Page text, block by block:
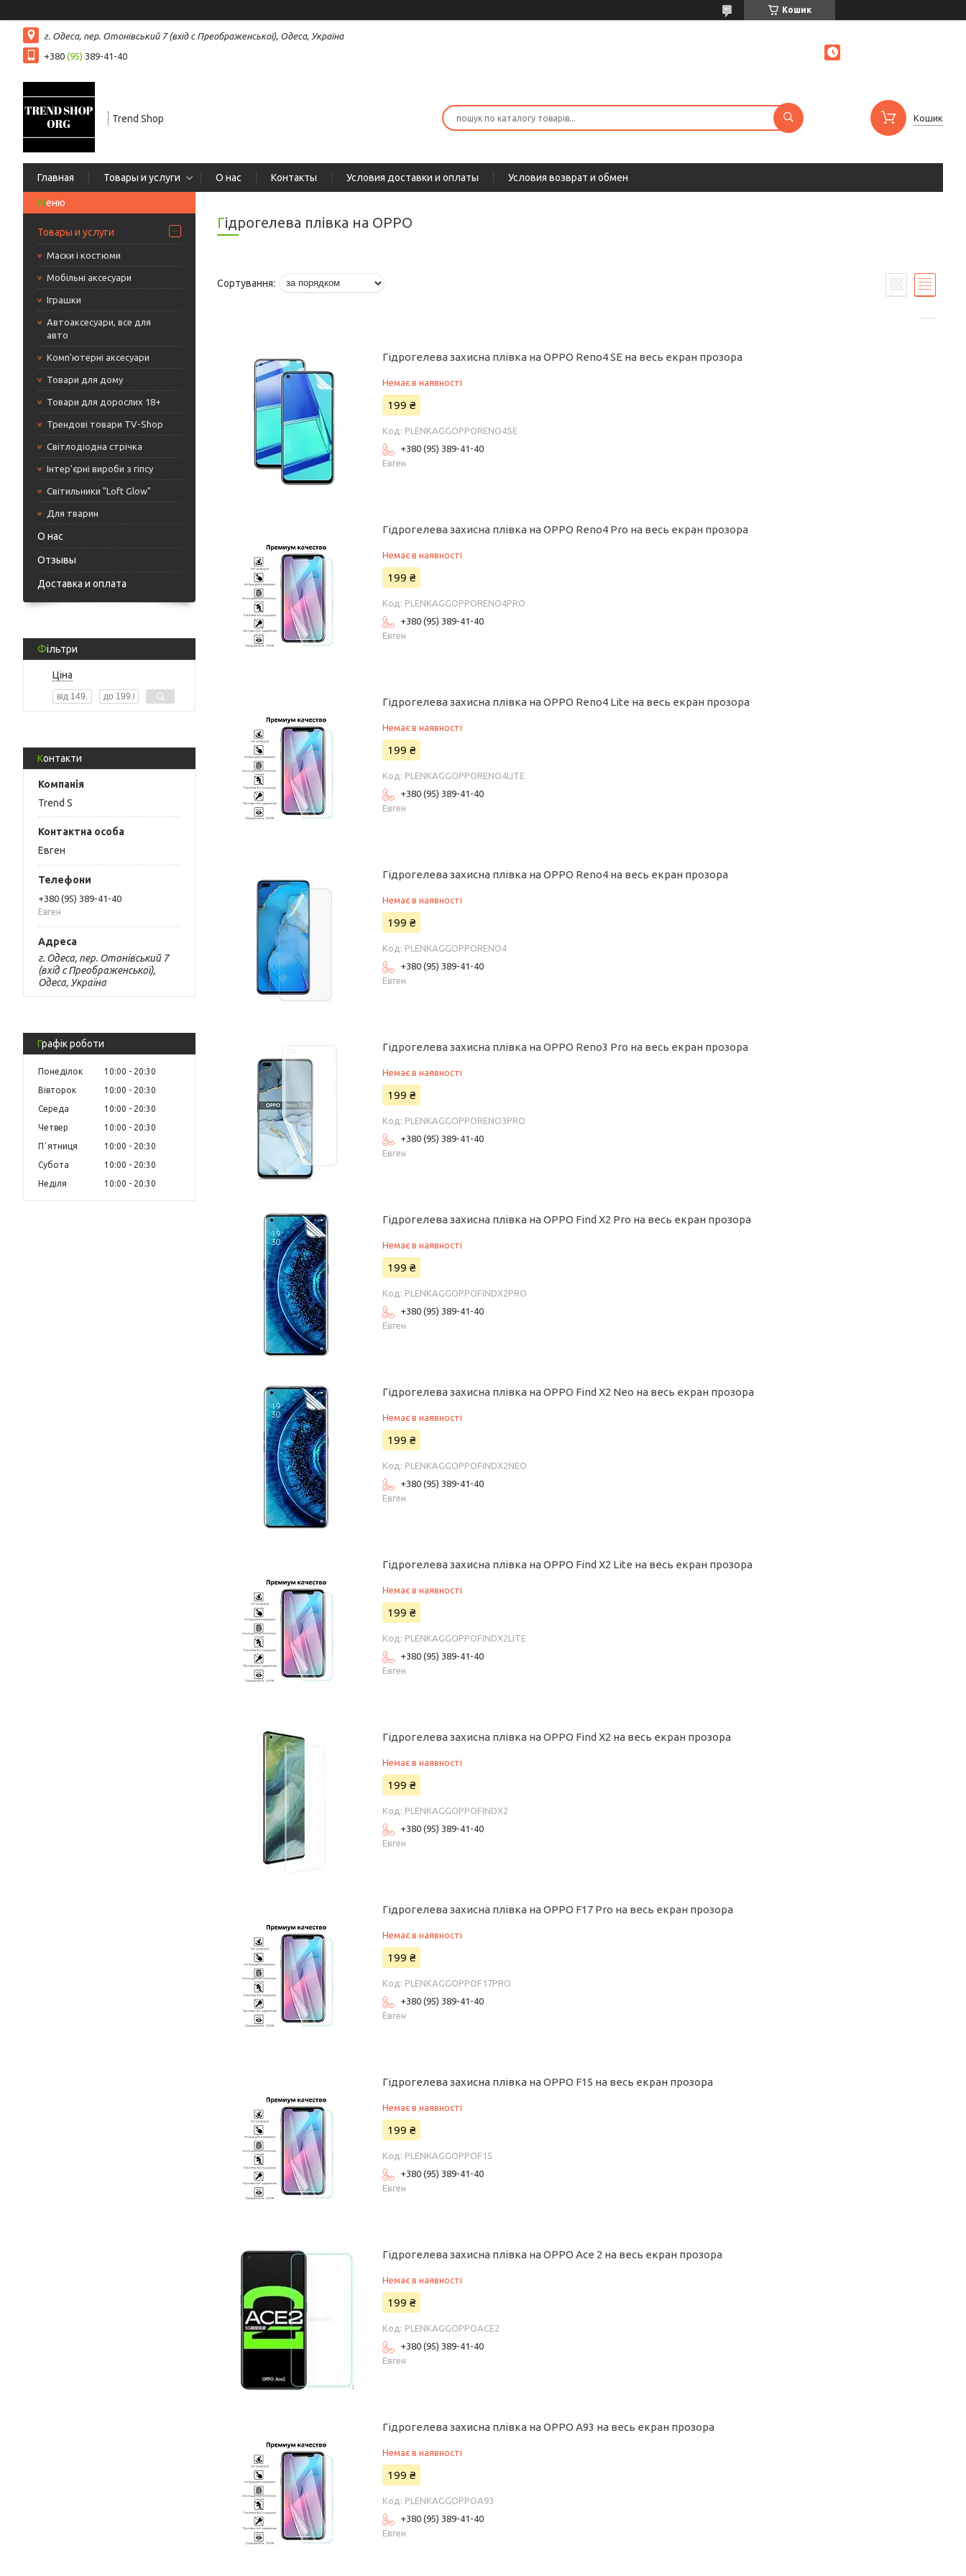
Кошик
г. Одеса, пер. Отонівський 7 (вхід с Преображенської), Одеса, Україна
+380 (95) 389-41-40
Trend Shop Кошик
Главная Товары и услуги О нас Контакты Условия доставки и оплаты Условия возврат и обмен
Товары и услуги
Маски і костюми
Мобільні аксесуари
Іграшки
Автоаксесуари, все для
авто
Комп'ютерні аксесуари
Товари для дому
Товари для дорослих 18+
Трендові товари TV-Shop
Світлодіодна стрічка
Інтер'єрні вироби з гіпсу
Світильники "Loft Glow"
Для тварин
О нас
Отзывы
Доставка и оплата
Фільтри
Ціна
Контакти
Trend S
Евген
+380 (95) 389-41-40
Евген
г. Одеса, пер. Отонівський 7
(вхід с Преображенської),
Одеса, Україна
Графік роботи
Понеділок 10:00
20:30
Вівторок
10:00
20:30
Середа
10:00
20:30
Четвер
10:00
20:30
Пʼятниця
10:00
20:30
Субота
10:00
20:30
Неділя
10:00 20:30
Гідрогелева плівка на OPPO
Гідрогелева захисна плівка на OPPO Reno4 SE на весь екран прозора
Немає в наявності
199 ₴
PLENKAGGOPPORENO4SE
+380 (95) 389-41-40
Евген
Гідрогелева захисна плівка на OPPO Reno4 Pro на весь екран прозора
Немає в наявності
199 ₴
PLENKAGGOPPORENO4PRO
+380 (95) 389-41-40
Евген
Гідрогелева захисна плівка на OPPO Reno4 Lite на весь екран прозора
Немає в наявності
199 ₴
PLENKAGGOPPORENO4LITE
+380 (95) 389-41-40
Евген
Гідрогелева захисна плівка на OPPO Reno4 на весь екран прозора
Немає в наявності
199 ₴
PLENKAGGOPPORENO4
+380 (95) 389-41-40
Евген
Гідрогелева захисна плівка на OPPO Reno3 Pro на весь екран прозора
Немає в наявності
199 ₴
PLENKAGGOPPORENO3PRO
+380 (95) 389-41-40
Евген
Гідрогелева захисна плівка на OPPO Find X2 Pro на весь екран прозора
Немає в наявності
199 ₴
PLENKAGGOPPOFINDX2PRO
+380 (95) 389-41-40
Евген
Гідрогелева захисна плівка на OPPO Find X2 Neo на весь екран прозора
Немає в наявності
199 ₴
PLENKAGGOPPOFINDX2NEO
+380 (95) 389-41-40
Евген
Гідрогелева захисна плівка на OPPO Find X2 Lite на весь екран прозора
Немає в наявності
199 ₴
PLENKAGGOPPOFINDX2LITE
+380 (95) 389-41-40
Евген
Гідрогелева захисна плівка на OPPO Find X2 на весь екран прозора
Немає в наявності
199 ₴
PLENKAGGOPPOFINDX2
+380 (95) 389-41-40
Евген
Гідрогелева захисна плівка на OPPO F17 Pro на весь екран прозора
Немає в наявності
199 ₴
PLENKAGGOPPOF17PRO
+380 (95) 389-41-40
Евген
Гідрогелева захисна плівка на OPPO F15 на весь екран прозора
Немає в наявності
199 ₴
PLENKAGGOPPOF15
+380 (95) 389-41-40
Евген
Гідрогелева захисна плівка на OPPO Ace 2 на весь екран прозора
Немає в наявності
199 ₴
PLENKAGGOPPOACE2
+380 (95) 389-41-40
Евген
Гідрогелева захисна плівка на OPPO A93 на весь екран прозора
Немає в наявності
199 ₴
PLENKAGGOPPOA93
+380 (95) 389-41-40
Евген